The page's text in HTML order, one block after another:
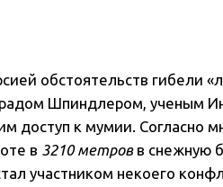
обстоятельств гибели
Шпиндлером, ученым
доступ к мумии. Согласно
в 3210 метровв снежную
участником некоего